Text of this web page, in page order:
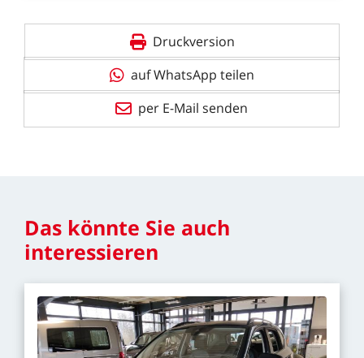
Druckversion
auf WhatsApp teilen
per E-Mail senden
Das könnte Sie auch
interessieren